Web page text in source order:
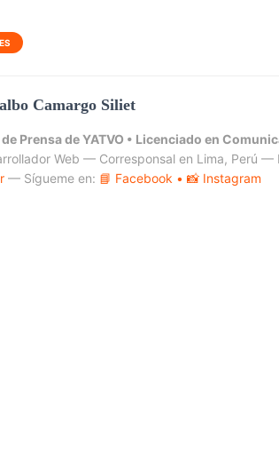
Camargo Siliet
Prensa de YATVO • Licenciado en
Web — Corresponsal en Lima, Perú
— Sígueme en: 📘 Facebook • 📸 Instagram